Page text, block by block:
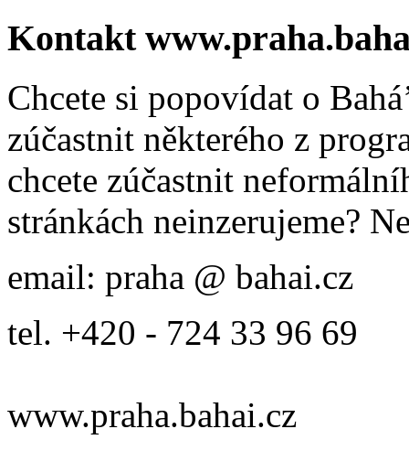
Kontakt
Chcete si popovídat o
zúčastnit některého z
chcete zúčastnit
stránkách neinzerujeme?
email: praha @ bahai.cz
tel. +420 - 724 33 96 69
www.praha.bahai.cz